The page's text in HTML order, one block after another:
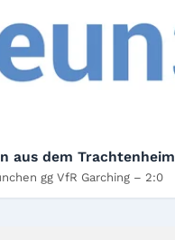
aus dem Trachtenheim
gg VfR Garching – 2:0